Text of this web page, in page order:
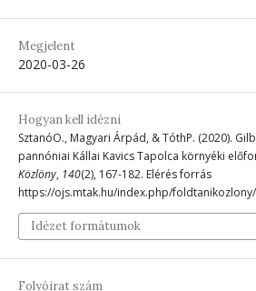
Megjelent
2020-03-26
Hogyan kell idézni
SztanóO., Magyari Árpád, & TóthP. (2020).
pannóniai Kállai Kavics Tapolca környéki
Közlöny, 140(2), 167-182. Elérés forrás
https://ojs.mtak.hu/index.php/
Idézet formátumok
Folyóirat szám